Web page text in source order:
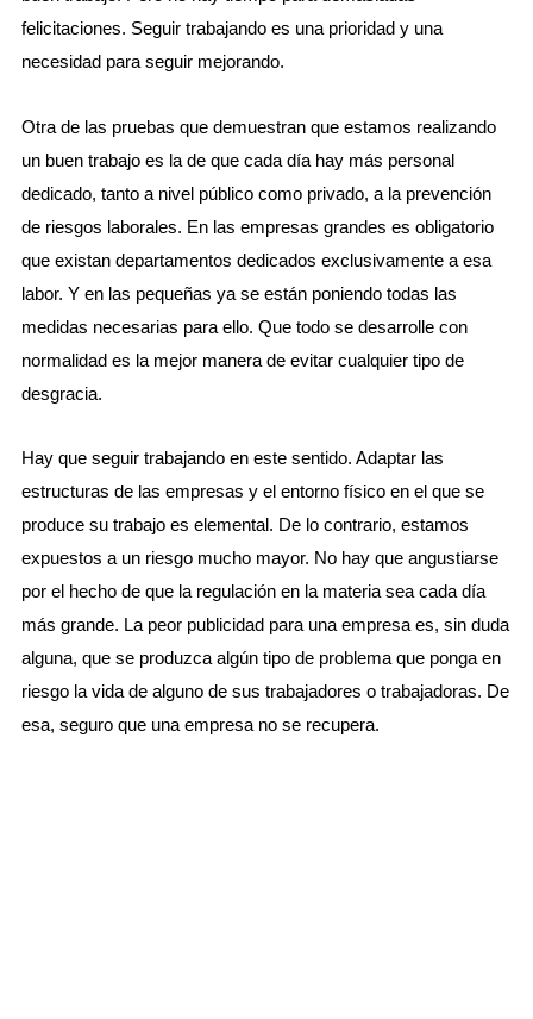
felicitaciones. Seguir trabajando es una prioridad y una
necesidad para seguir mejorando.
Otra de las pruebas que demuestran que estamos realizando
un buen trabajo es la de que cada día hay más personal
dedicado, tanto a nivel público como privado, a la prevención
de riesgos laborales. En las empresas grandes es obligatorio
que existan departamentos dedicados exclusivamente a esa
labor. Y en las pequeñas ya se están poniendo todas las
medidas necesarias para ello. Que todo se desarrolle con
normalidad es la mejor manera de evitar cualquier tipo de
desgracia.
Hay que seguir trabajando en este sentido. Adaptar las
estructuras de las empresas y el entorno físico en el que se
produce su trabajo es elemental. De lo contrario, estamos
expuestos a un riesgo mucho mayor. No hay que angustiarse
por el hecho de que la regulación en la materia sea cada día
más grande. La peor publicidad para una empresa es, sin duda
alguna, que se produzca algún tipo de problema que ponga en
riesgo la vida de alguno de sus trabajadores o trabajadoras. De
esa, seguro que una empresa no se recupera.